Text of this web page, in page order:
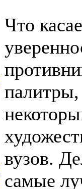
Что
вузов.
самые